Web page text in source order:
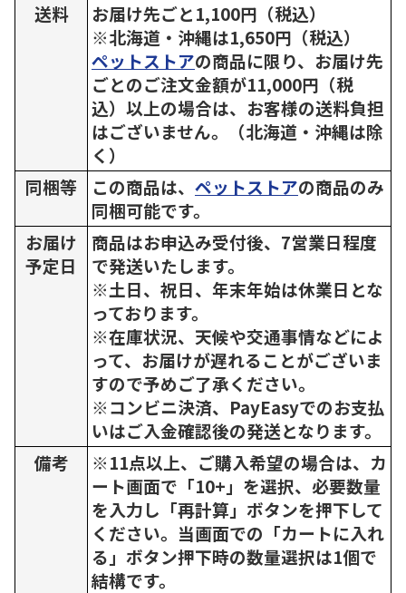
送料
お届け先ごと1,100円（税込）
※北海道・沖縄は1,650円（税込）
ペットストアの商品に限り、お届け先
ごとのご注文金額が11,000円（税
込）以上の場合は、お客様の送料負担
はございません。（北海道・沖縄は除
く）
同梱等
この商品は、 ペットストアの商品のみ
同梱可能です。
お届け
予定日
商品はお申込み受付後、7営業日程度
で発送いたします。
※土日、祝日、年末年始は休業日とな
っております。
※在庫状況、天候や交通事情などによ
って、お届けが遅れることがございま
すので予めご了承ください。
※コンビニ決済、PayEasyでのお支払
いはご入金確認後の発送となります。
備考
※11点以上、ご購入希望の場合は、カ
ート画面で「10+」を選択、必要数量
を入力し「再計算」ボタンを押下して
ください。当画面での「カートに入れ
る」ボタン押下時の数量選択は1個で
結構です。